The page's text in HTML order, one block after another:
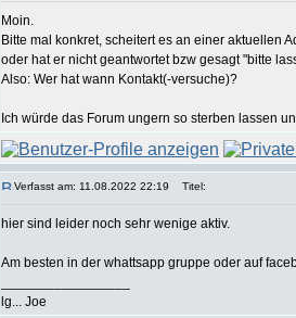
Moin.
Bitte mal konkret, scheitert es an einer aktuellen
oder hat er nicht geantwortet bzw gesagt "bitte
Also: Wer hat wann Kontakt(-versuche)?
Ich würde das Forum ungern so sterben lassen
Verfasst am: 11.08.2022 22:19 Titel:
hier sind leider noch sehr wenige aktiv.
Am besten in der whattsapp gruppe oder auf
lg... Joe